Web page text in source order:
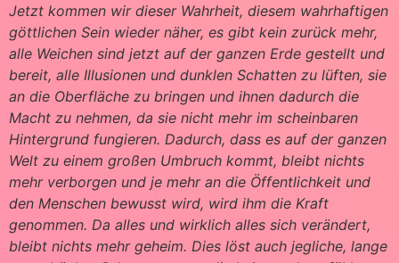
Jetzt kommen wir dieser Wahrheit, diesem wahrhaftigen
göttlichen Sein wieder näher, es gibt kein zurück mehr,
alle Weichen sind jetzt auf der ganzen Erde gestellt und
bereit, alle Illusionen und dunklen Schatten zu lüften, sie
an die Oberfläche zu bringen und ihnen dadurch die
Macht zu nehmen, da sie nicht mehr im scheinbaren
Hintergrund fungieren. Dadurch, dass es auf der ganzen
Welt zu einem großen Umbruch kommt, bleibt nichts
mehr verborgen und je mehr an die Öffentlichkeit und
den Menschen bewusst wird, wird ihm die Kraft
genommen. Da alles und wirklich alles sich verändert,
bleibt nichts mehr geheim. Dies löst auch jegliche, lange